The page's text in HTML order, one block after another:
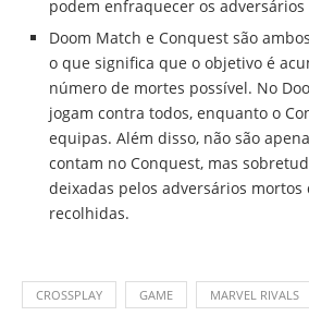
podem enfraquecer os adversários
Doom Match e Conquest são
o que significa que o objetivo é
número de mortes possível. No
jogam contra todos, enquanto o
equipas. Além disso, não são
contam no Conquest, mas
deixadas pelos adversários
recolhidas.
CROSSPLAY GAME MARVEL RIVALS